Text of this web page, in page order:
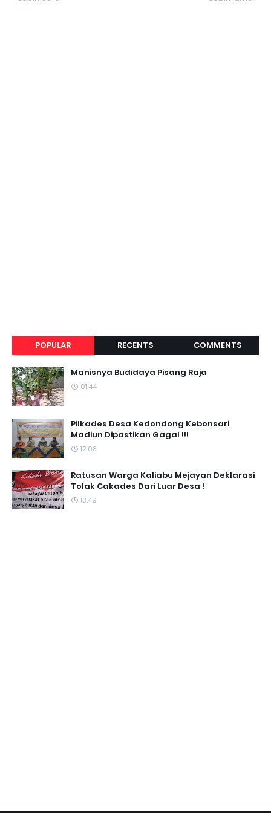
POPULAR RECENTS COMMENTS
Manisnya Budidaya Pisang Raja
01.44
Pilkades Desa Kedondong Kebonsari
Madiun Dipastikan Gagal !!!
12.03
Ratusan Warga Kaliabu Mejayan Deklarasi
Tolak Cakades Dari Luar Desa !
13.49